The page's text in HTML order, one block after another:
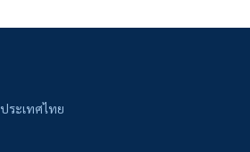
ระเทศไทย